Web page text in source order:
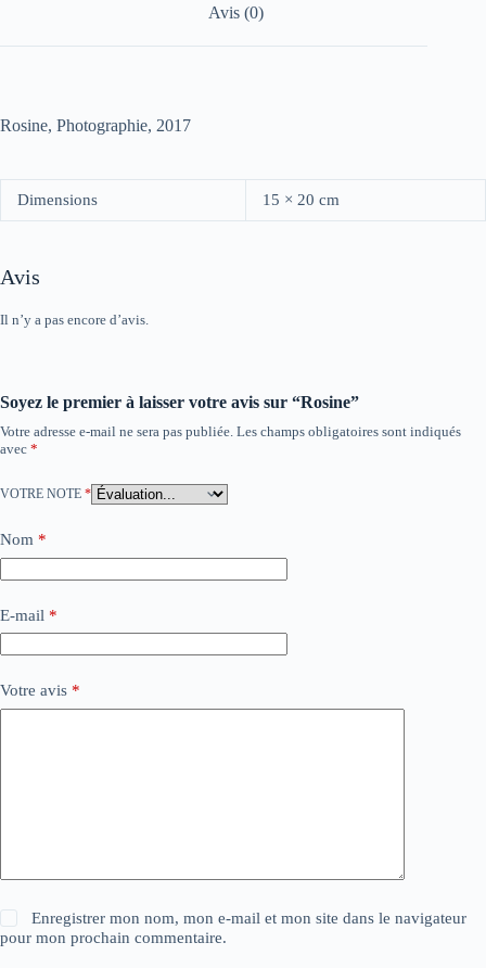
Avis (0)
Rosine, Photographie, 2017
Dimensions 15 × 20 cm
Avis
Il n’y a pas encore d’avis.
Soyez le premier à laisser votre avis sur “Rosine”
Votre adresse e-mail ne sera pas publiée. Les champs obligatoires sont indiqués
avec *
VOTRE NOTE *
Nom *
E-mail *
Votre avis *
Enregistrer mon nom, mon e-mail et mon site dans le navigateur
pour mon prochain commentaire.